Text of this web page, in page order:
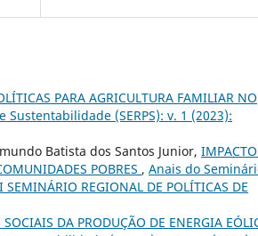
PARA AGRICULTURA FAMILIAR NO
(SERPS): v. 1 (2023):
Batista dos Santos Junior,
POBRES , Anais do
REGIONAL DE POLÍTICAS DE
DA PRODUÇÃO DE ENERGIA